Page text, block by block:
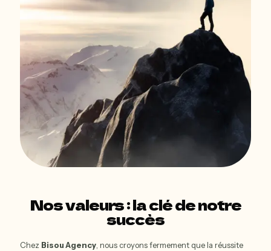
Nos valeurs : la clé de notre
succès
Chez Bisou Agency, nous croyons fermement que la réussite